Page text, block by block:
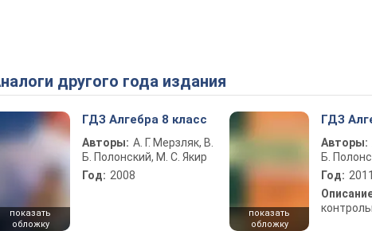
Аналоги другого года издания
показать
обложку
ГДЗ Алгебра 8 класс
Авторы: А. Г. Мерзляк, В.
Б. Полонский, М. С. Якир
Год: 2008
показать
обложку
ГДЗ
Авторы:
Б.
Год: 2011